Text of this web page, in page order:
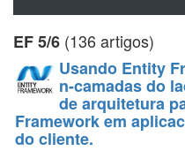
EF 5/6 (136 artigos)
Usando Entity
n-camadas do
de arquitetura
Framework em
do cliente.